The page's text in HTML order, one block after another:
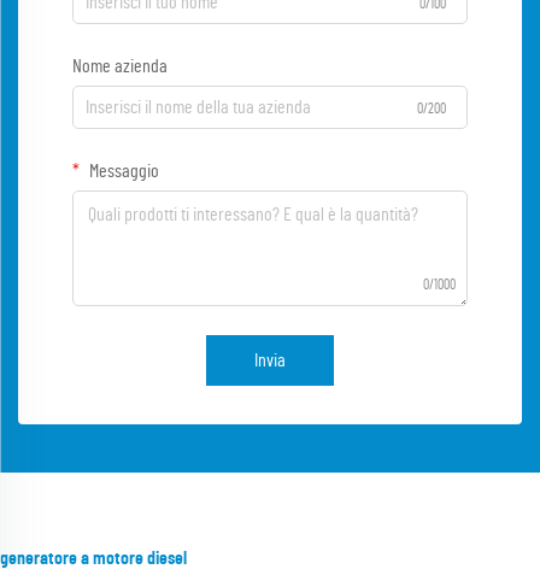
0/100
Nome azienda
0/200
Messaggio
0/1000
Invia
generatore a motore diesel